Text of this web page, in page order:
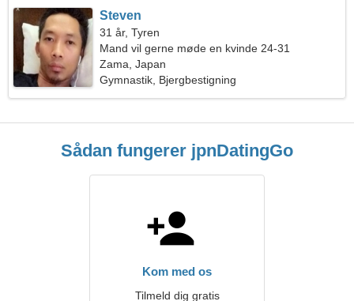
Steven
31 år, Tyren
Mand vil gerne møde en kvinde 24-31
Zama, Japan
Gymnastik, Bjergbestigning
Sådan fungerer jpnDatingGo
Kom med os
Tilmeld dig gratis